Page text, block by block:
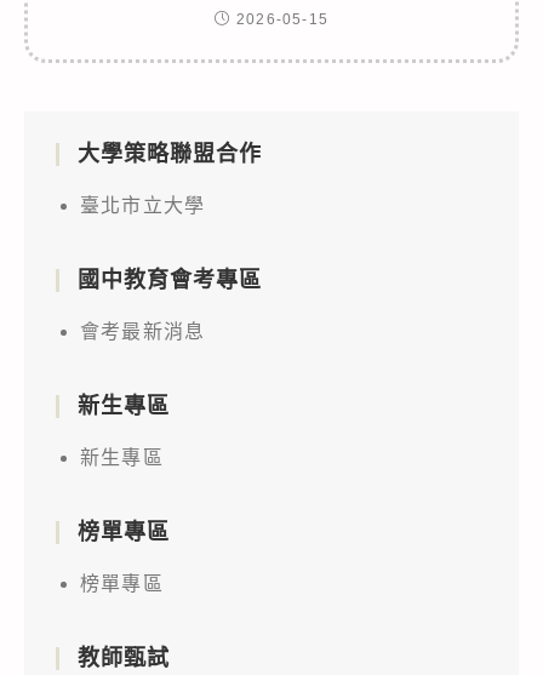
2026-05-15
大學策略聯盟合作
臺北市立大學
國中教育會考專區
會考最新消息
新生專區
新生專區
榜單專區
榜單專區
教師甄試